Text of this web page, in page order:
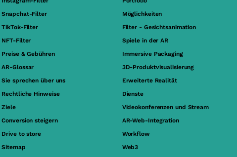
Snapchat-Filter
TikTok-Filter
NFT-Filter
Preise & Gebühren
AR-Glossar
Sie sprechen über uns
Rechtliche Hinweise
Ziele
Conversion steigern
Drive to store
Sitemap
Möglichkeiten
Filter - Gesichtsanimation
Spiele in der AR
Immersive Packaging
3D-Produktvisualisierung
Erweiterte Realität
Dienste
Videokonferenzen und Stream
AR-Web-Integration
Workflow
Web3